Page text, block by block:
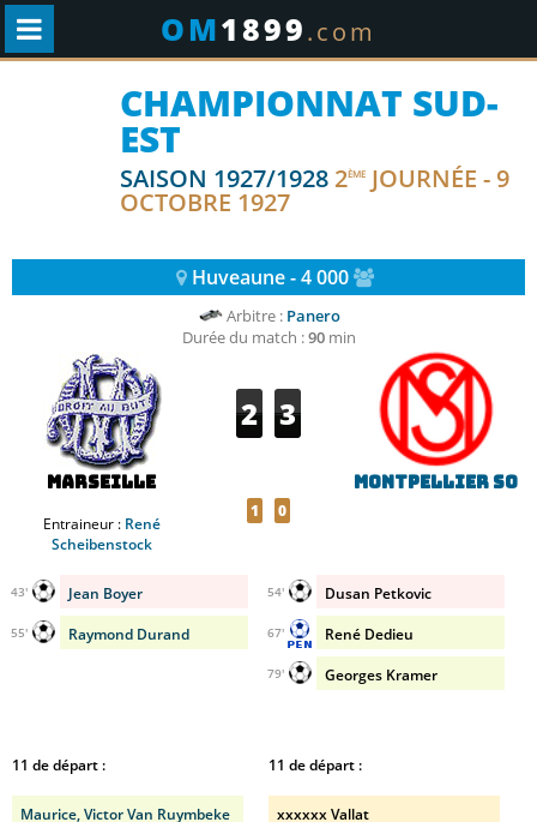
OM1899.com
CHAMPIONNAT SUD-
EST
SAISON 1927/1928 2ÈME JOURNÉE - 9
OCTOBRE 1927
Huveaune - 4 000
Arbitre : Panero
Durée du match :90min
Marseille
Entraineur : René
Scheibenstock
2 3
1 0
Montpellier SO
Jean Boyer
43'
Raymond Durand
55'
Dusan Petkovic
54'
René Dedieu
67'
Georges Kramer
79'
11 de départ :
Maurice, Victor Van Ruymbeke
11 de départ :
xxxxxx Vallat